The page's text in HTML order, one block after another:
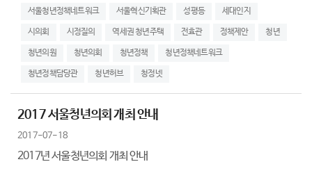
서울청년정책네트워크 서울혁신기획관 성평등 세대인지
시의회 시정질의 역세권 청년주택 전효관 정책제안 청년
청년의원 청년의회 청년정책 청년정책네트워크
청년정책담당관 청년허브 청정넷
2017 서울청년의회 개최 안내
2017-07-18
2017년 서울청년의회 개최 안내